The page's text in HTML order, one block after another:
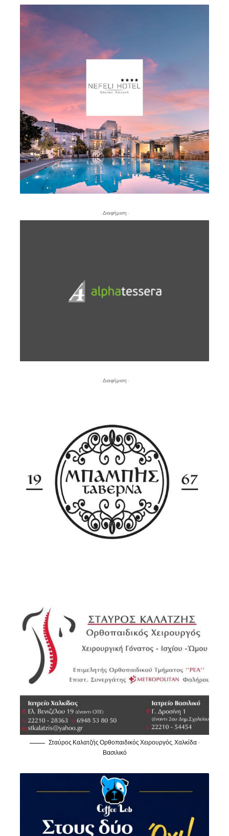
- Διαφήμιση -
- Διαφήμιση -
Σταύρος Καλατζής Ορθοπαιδικός Χειρουργός, Χαλκίδα -
Βασιλικό